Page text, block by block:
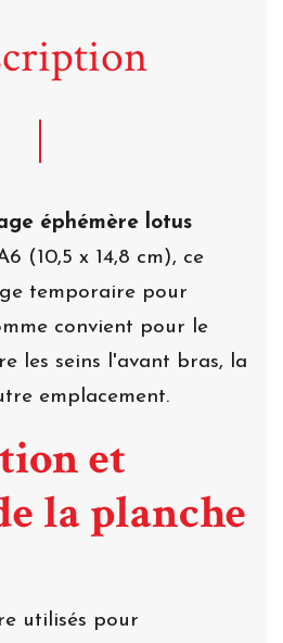
éphémère lotus
(10,5 x 14,8 cm), ce
temporaire pour
convient pour le
les seins l'avant bras, la
emplacement.
et
la planche
utilisés pour